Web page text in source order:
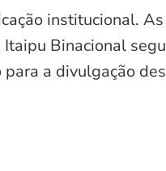
institucional.
Binacional
a divulgação